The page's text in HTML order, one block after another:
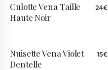
Culotte Vena Taille
Haute Noir
24€
Nuisette Vena Violet
Dentelle
15€